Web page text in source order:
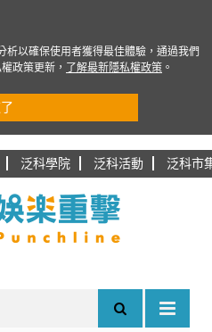
泛科學院 泛科活動 泛科市
析以確保使用者獲得最佳體驗，通過我們
政策更新，
了解最新隱私權政策 。